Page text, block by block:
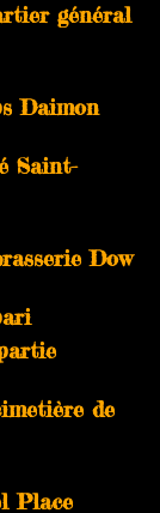
général
Daimon
Saint-
Dow
de
Place